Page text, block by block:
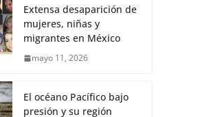
Extensa desaparición de
mujeres, niñas y
migrantes en México
mayo 11, 2026
El océano Pacífico bajo
presión y su región